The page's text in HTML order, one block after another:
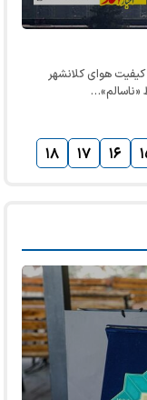
هوای کلانشهر
۱۶ ۱۷ ۱۸